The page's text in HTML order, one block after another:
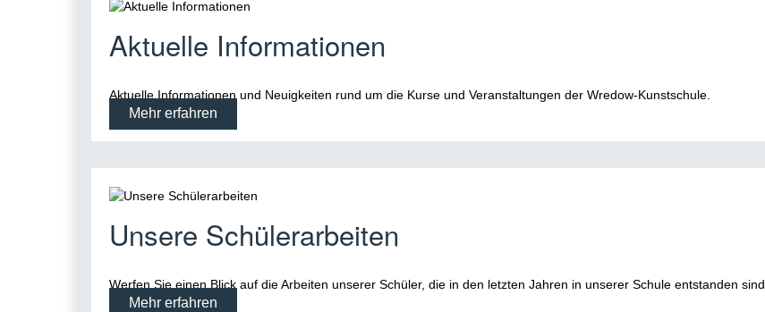
Aktuelle Informationen
Aktuelle Informationen und Neuigkeiten rund um die Kurse und Veranstaltungen der Wredow-Kunstschule.
Mehr erfahren
Unsere Schülerarbeiten
Werfen Sie einen Blick auf die Arbeiten unserer Schüler, die in den letzten Jahren in unserer Schule entstanden sind.
Mehr erfahren